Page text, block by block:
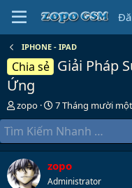
IPHONE - IPAD
Chia sẻ Giải Pháp
Ứng
B
ắ
t
đ
ầ
u
zopo
N
g
à
y
b
ắ
t
7 Tháng mười
zopo
Administrator